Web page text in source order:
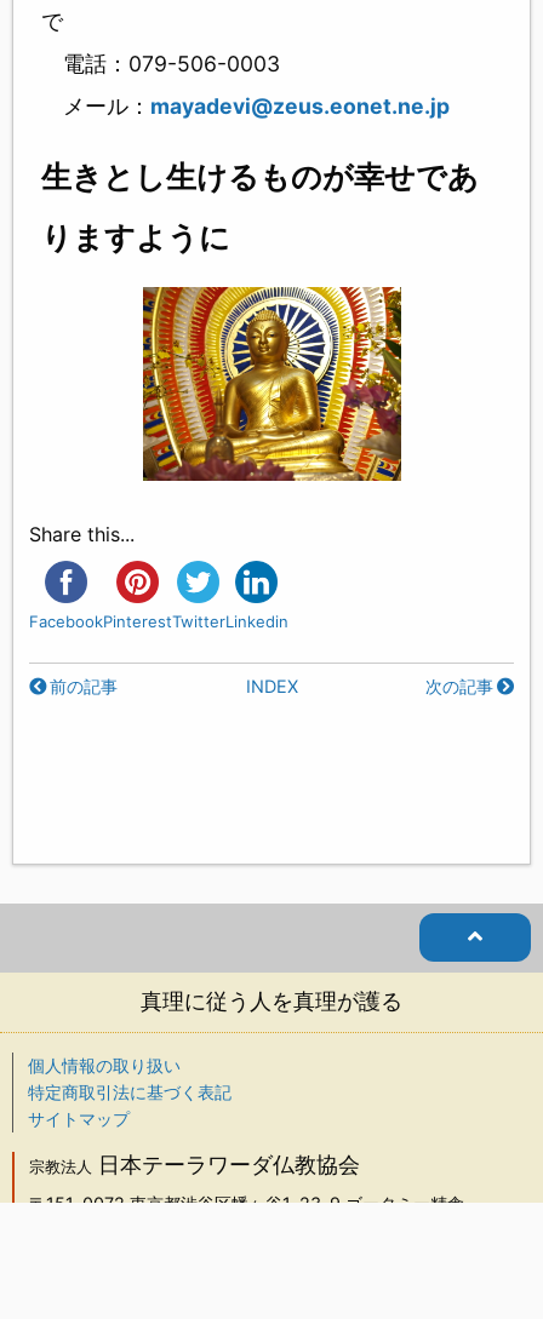
で
電話：079-506-0003
メール： mayadevi@zeus.eonet.ne.jp
生きとし生けるものが幸せであ
りますように
Share this...
FacebookPinterestTwitterLinkedin
前の記事 INDEX 次の記事
真理に従う人を真理が護る
個人情報の取り扱い
特定商取引法に基づく表記
サイトマップ
宗教法人 日本テーラワーダ仏教協会
〒151-0072東京都渋谷区幡ヶ谷1-23-9 ゴータミー精舎